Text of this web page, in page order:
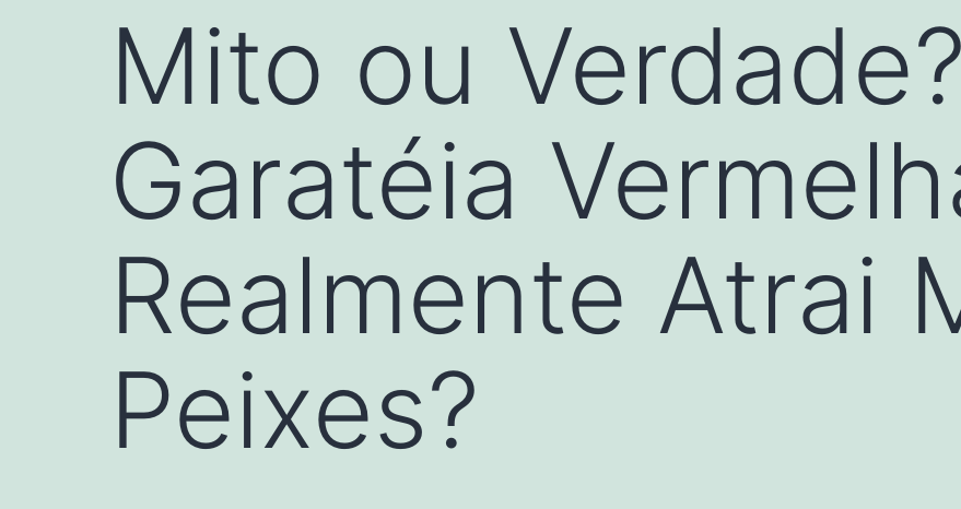
Mito ou
Garatéia
Realmente Atrai
Peixes?